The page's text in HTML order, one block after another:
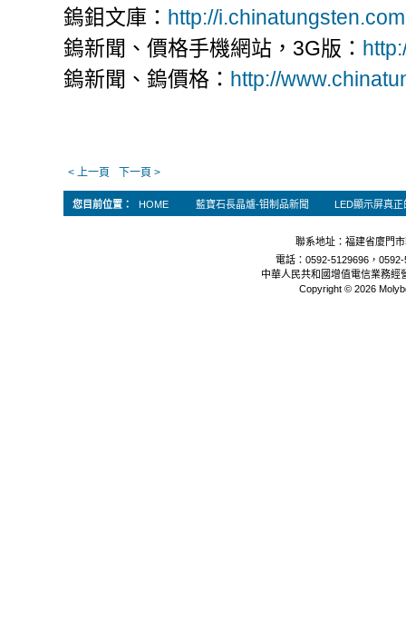
鎢鉬文庫： http://i.chinatungsten.com
鎢新聞、價格手機網站，3G版：
鎢新聞、鎢價格： http://
< 上一頁 下一頁 >
您目前位置： HOME 藍寶石長晶爐-钼制品新聞 LED顯示屏真
聯系地址：福建省廈門
電話：0592-5129696，
中華人民共和國增值電信業務經
Copyright © 2026